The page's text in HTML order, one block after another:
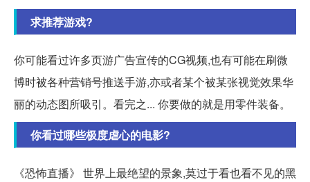
求推荐游戏?
你可能看过许多页游广告宣传的CG视频,也有可能在刷微
博时被各种营销号推送手游,亦或者某个被某张视觉效果华
丽的动态图所吸引。看完之... 你要做的就是用零件装备。
你看过哪些极度虐心的电影?
《恐怖直播》 世界上最绝望的景象,莫过于看也看不见的黑